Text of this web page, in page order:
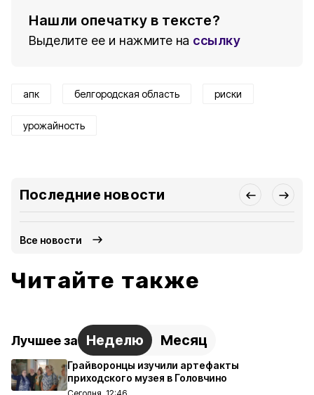
Нашли опечатку в тексте?
Выделите ее и нажмите на ссылку
апк белгородская область риски
урожайность
Последние новости
Все новости
Читайте также
Лучшее за Неделю Месяц
Грайворонцы изучили артефакты
приходского музея в Головчино